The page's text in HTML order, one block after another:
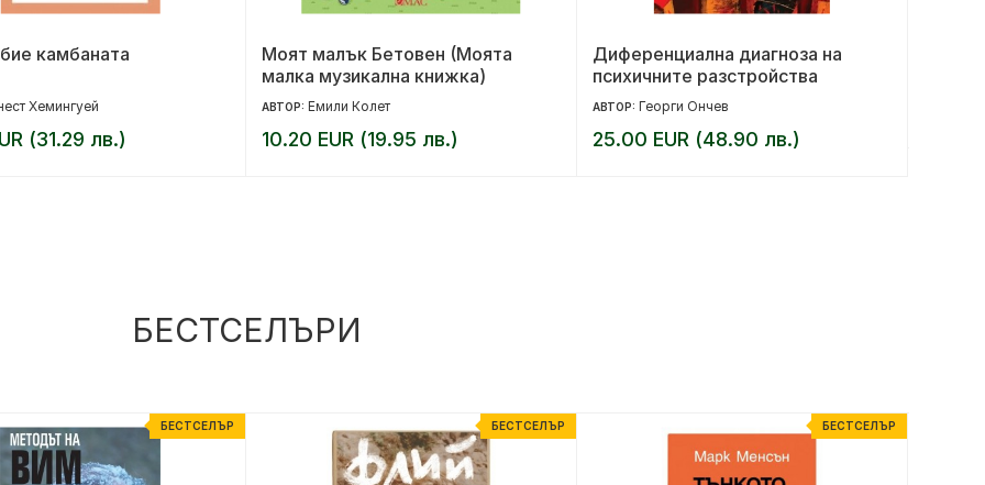
камбаната
Хемингуей
(31.29 лв.)
Моят малък Бетовен (Моята
малка музикална книжка)
АВТОР: Емили Колет
10.20 EUR (19.95 лв.)
Диференциална диагноза на
психичните разстройства
АВТОР: Георги Ончев
25.00 EUR (48.90 лв.)
БЕСТСЕЛЪРИ
БЕСТСЕЛЪР БЕСТСЕЛЪР БЕСТСЕЛЪР